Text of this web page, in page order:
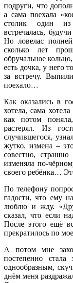
подруги, что
а сама поехала
столик один
встречалась,
Но ловелас
сколько лет
обручальное
есть дочка, у него
за встречу.
поехало…
Как оказались в
хотела, сама
как потом
растерял. Из
случившегося,
жутко, измена –
совестно,
изменяла по-
своего ребёнка…
По телефону
гадости, что ему
люблю и жду.
сказал, что если
После этого ещё
прекратилось по
А потом мне
постепенно
однообразным,
днём меня